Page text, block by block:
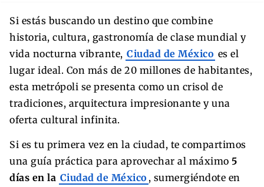
Si estás buscando un destino que combine
historia, cultura, gastronomía de clase mundial y
vida nocturna vibrante, Ciudad de México es el
lugar ideal. Con más de 20 millones de habitantes,
esta metrópoli se presenta como un crisol de
tradiciones, arquitectura impresionante y una
oferta cultural infinita.
Si es tu primera vez en la ciudad, te compartimos
una guía práctica para aprovechar al máximo 5
días en la Ciudad de México , sumergiéndote en